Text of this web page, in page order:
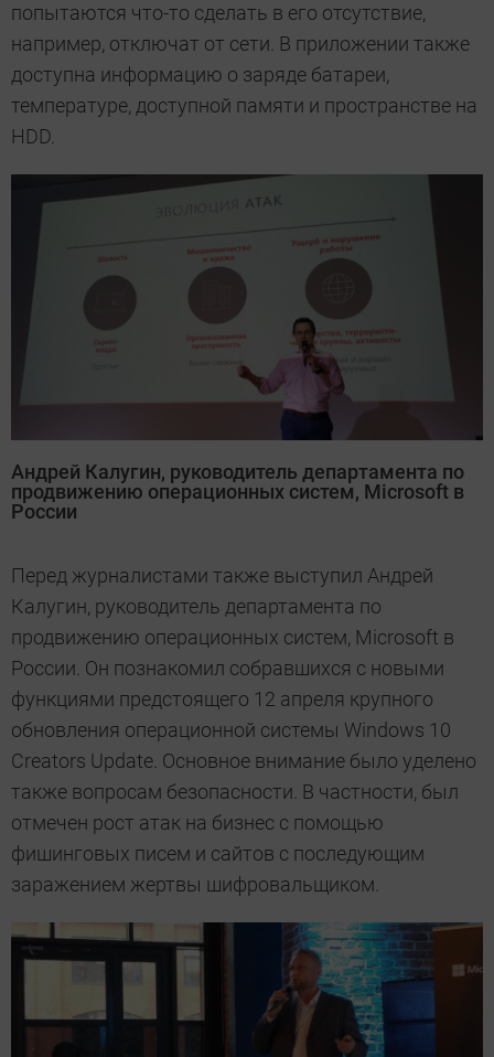
попытаются что-то сделать в его отсутствие,
например, отключат от сети. В приложении также
доступна информацию о заряде батареи,
температуре, доступной памяти и пространстве на
HDD.
Андрей Калугин, руководитель департамента по
продвижению операционных систем, Microsoft в
России
Перед журналистами также выступил Андрей
Калугин, руководитель департамента по
продвижению операционных систем, Microsoft в
России. Он познакомил собравшихся с новыми
функциями предстоящего 12 апреля крупного
обновления операционной системы Windows 10
Creators Update. Основное внимание было уделено
также вопросам безопасности. В частности, был
отмечен рост атак на бизнес с помощью
фишинговых писем и сайтов с последующим
заражением жертвы шифровальщиком.